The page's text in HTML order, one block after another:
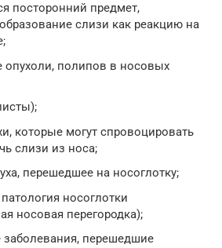
посторонний предмет,
слизи как реакцию на
опухоли, полипов в носовых
которые могут спровоцировать
слизи из носа;
перешедшее на носоглотку;
носоглотки
носовая перегородка);
заболевания, перешедшие